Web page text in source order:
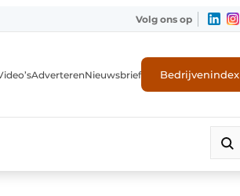
Volg ons op
AdverterenNieuwsbrief Bedrijvenindex